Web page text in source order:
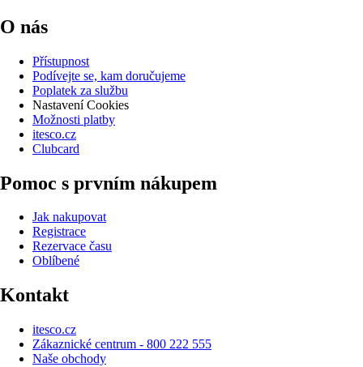
O nás
Přístupnost
Podívejte se, kam doručujeme
Poplatek za službu
Nastavení Cookies
Možnosti platby
itesco.cz
Clubcard
Pomoc s prvním nákupem
Jak nakupovat
Registrace
Rezervace času
Oblíbené
Kontakt
itesco.cz
Zákaznické centrum - 800 222 555
Naše obchody